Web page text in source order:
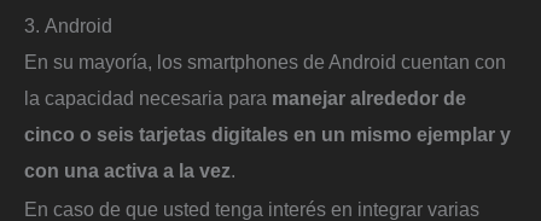
3. Android
En su mayoría, los smartphones de Android cuentan con
la capacidad necesaria para manejar alrededor de
cinco o seis tarjetas digitales en un mismo ejemplar y
con una activa a la vez.
En caso de que usted tenga interés en integrar varias